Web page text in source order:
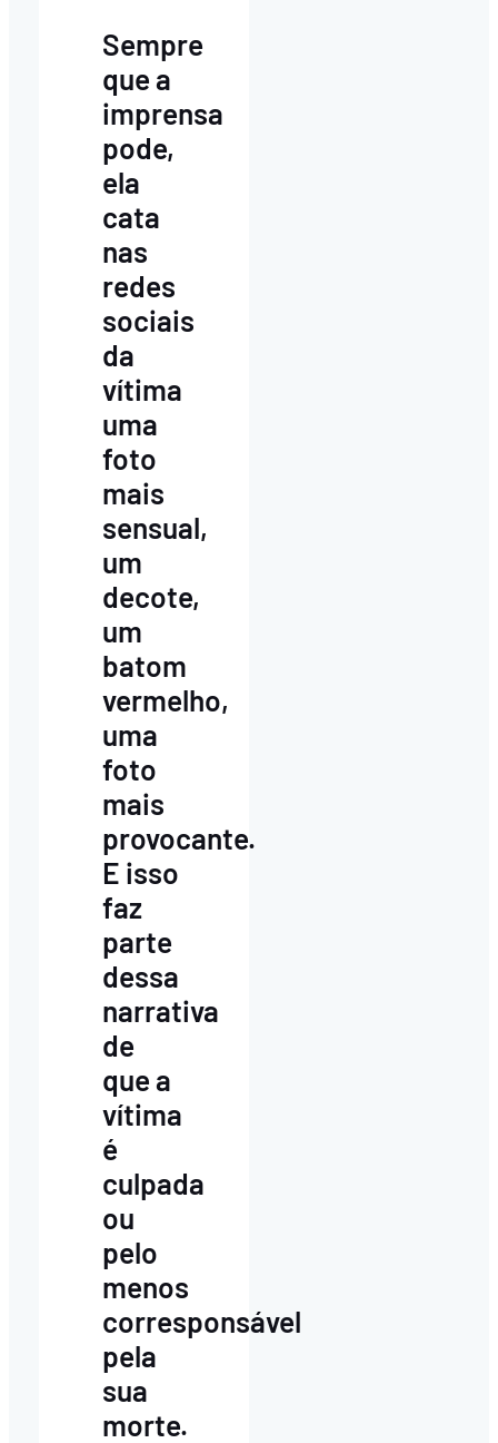
Sempre
que a
imprensa
pode,
ela
cata
nas
redes
sociais
da
vítima
uma
foto
mais
sensual,
um
decote,
um
batom
vermelho,
uma
foto
mais
provocante.
E isso
faz
parte
dessa
narrativa
de
que a
vítima
é
culpada
ou
pelo
menos
corresponsável
pela
sua
morte.